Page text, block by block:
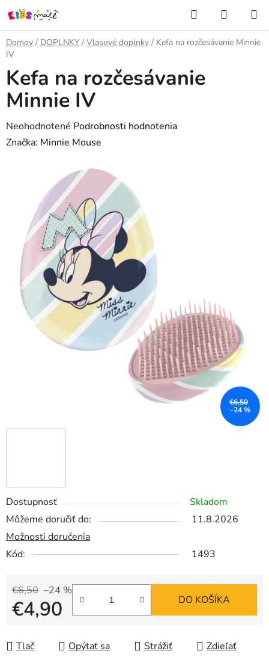
Prejsť
na
obsah
Hľadať
KOŠÍK
Domov / DOPLNKY / Vlasové doplnky / Kefa na rozčesávanie Minnie
IV
Dostupnosť
Skladom
Môžeme doručiť do:
11.8.2026
Možnosti doručenia
Kód:
1493
€6,50 –24 %
€4,90 DO KOŠÍKA
Tlač Opýtať sa Strážiť Zdieľať
Kefa na rozčesávanie
Minnie IV
Priemerné
hodnotenie
hviezdičiek.
Neohodnotené Podrobnosti hodnotenia
Značka: Minnie Mouse
€6,50
–24 %